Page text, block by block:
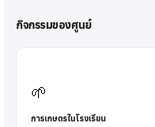
กิจกรรมของศูนย์
🌱
การเกษตรในโรงเรียน